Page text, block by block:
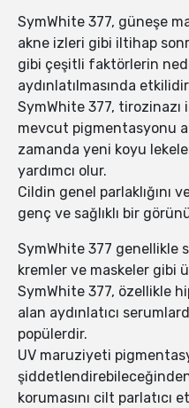
SymWhite 377, güneşe
akne izleri gibi iltihap
gibi çeşitli faktörlerin
aydınlatılmasında
SymWhite 377, tirozinazı
mevcut pigmentasyonu
zamanda yeni koyu
yardımcı olur.
Cildin genel parlaklığını
genç ve sağlıklı bir
SymWhite 377 genellikle
kremler ve maskeler gibi
SymWhite 377, özellikle
alan aydınlatıcı
popülerdir.
UV maruziyeti
korumasını cilt parlatıcı